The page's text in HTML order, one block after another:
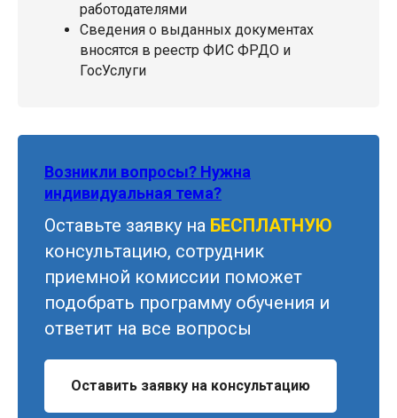
работодателями
Сведения о выданных документах
вносятся в реестр ФИС ФРДО и
ГосУслуги
Возникли вопросы? Нужна
индивидуальная тема?
Оставьте заявку на БЕСПЛАТНУЮ
консультацию, сотрудник
приемной комиссии поможет
подобрать программу обучения и
ответит на все вопросы
Оставить заявку на консультацию